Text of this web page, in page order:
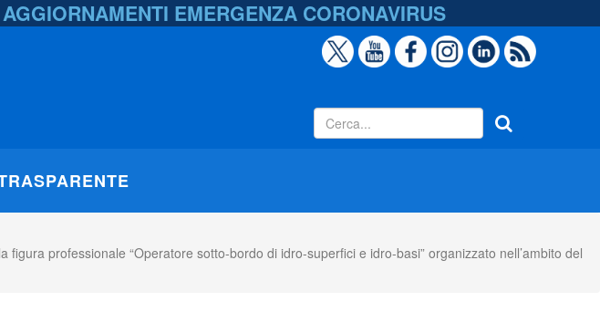
AGGIORNAMENTI EMERGENZA CORONAVIRUS
professionale “Operatore sotto-bordo di idro-superfici e idro-basi” organizzato nell’ambito del